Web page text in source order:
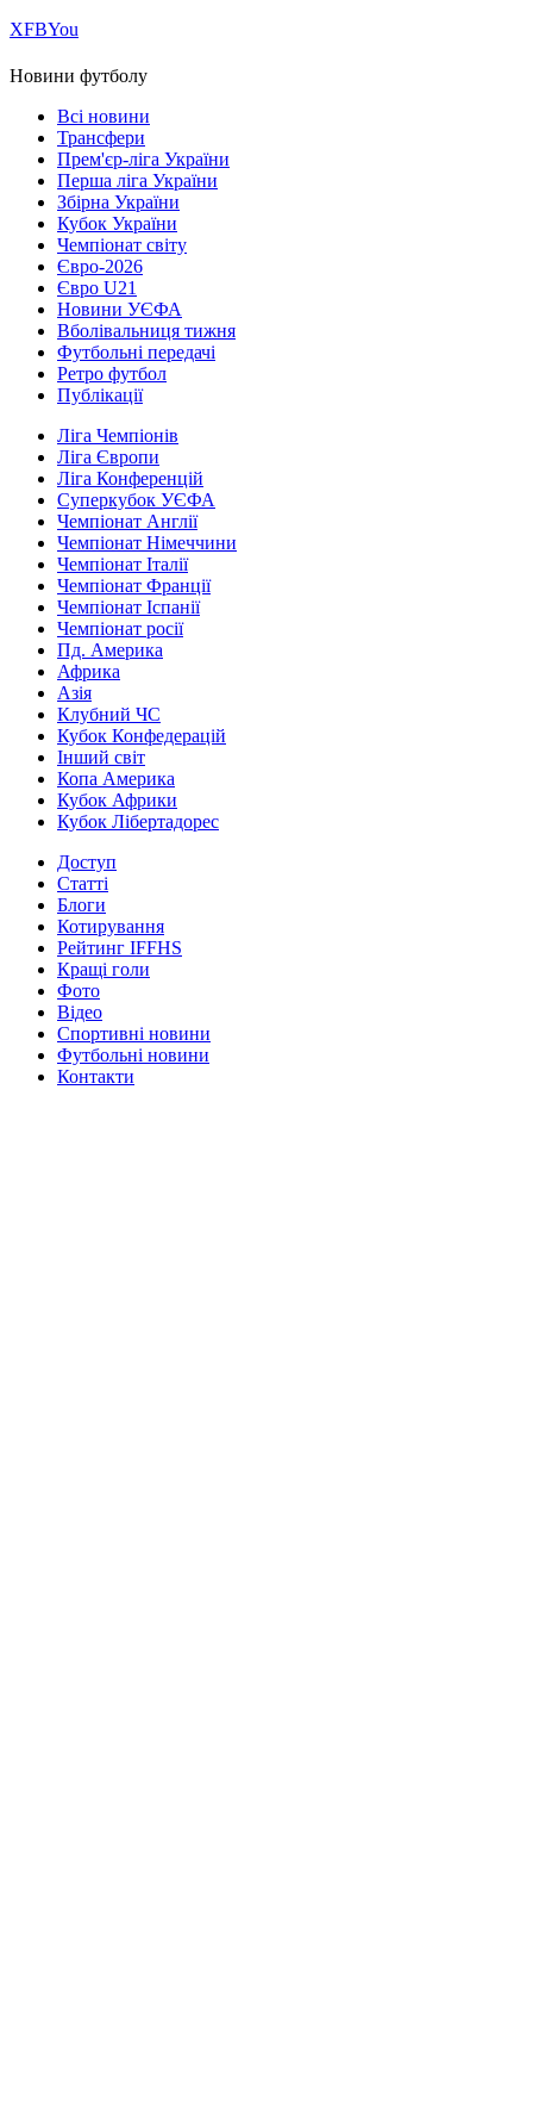
ХFBYou
Новини футболу
Всі новини
Трансфери
Прем'єр-ліга України
Перша ліга України
Збірна України
Кубок України
Чемпіонат світу
Євро-2026
Євро U21
Новини УЄФА
Вболівальниця тижня
Футбольні передачі
Ретро футбол
Публікації
Ліга Чемпіонів
Ліга Європи
Ліга Конференцій
Суперкубок УЄФА
Чемпіонат Англії
Чемпіонат Німеччини
Чемпіонат Італії
Чемпіонат Франції
Чемпіонат Іспанії
Чемпіонат росії
Пд. Америка
Африка
Азія
Клубний ЧС
Кубок Конфедерацій
Інший світ
Копа Америка
Кубок Африки
Кубок Лібертадорес
Доступ
Статті
Блоги
Котирування
Рейтинг IFFHS
Кращі голи
Фото
Відео
Спортивні новини
Футбольні новини
Контакти